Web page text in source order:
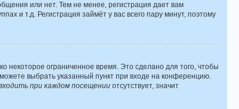
или нет. Тем не менее, регистрация дает вам
и т.д. Регистрация займёт у вас всего пару минут, поэтому
некоторое ограниченное время. Это сделано для того, чтобы
выбрать указанный пункт при входе на конференцию.
при каждом посещении отсутствует, значит